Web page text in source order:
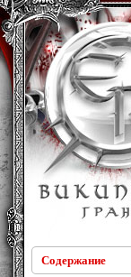
Содержание